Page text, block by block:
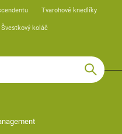
Tvarohové knedlíky
Švestkový koláč